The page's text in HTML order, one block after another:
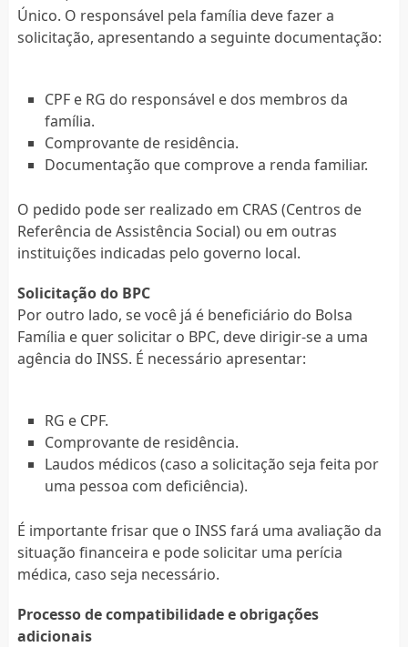
Único. O responsável pela família deve fazer a
solicitação, apresentando a seguinte documentação:
CPF e RG do responsável e dos membros da
família.
Comprovante de residência.
Documentação que comprove a renda familiar.
O pedido pode ser realizado em CRAS (Centros de
Referência de Assistência Social) ou em outras
instituições indicadas pelo governo local.
Solicitação do BPC
Por outro lado, se você já é beneficiário do Bolsa
Família e quer solicitar o BPC, deve dirigir-se a uma
agência do INSS. É necessário apresentar:
RG e CPF.
Comprovante de residência.
Laudos médicos (caso a solicitação seja feita por
uma pessoa com deficiência).
É importante frisar que o INSS fará uma avaliação da
situação financeira e pode solicitar uma perícia
médica, caso seja necessário.
Processo de compatibilidade e obrigações
adicionais